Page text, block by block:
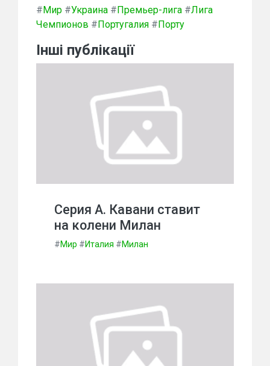
#Мир #Украина #Премьер-лига #Лига
Чемпионов #Португалия #Порту
Інші публікації
Серия А. Кавани ставит
на колени Милан
#Мир #Италия #Милан